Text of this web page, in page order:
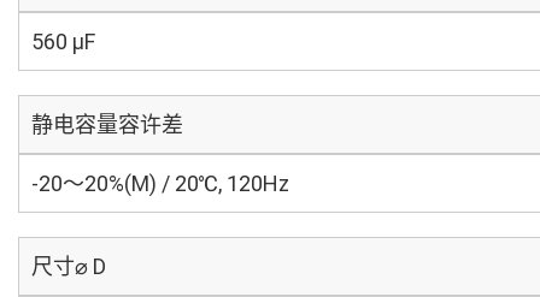
560 µF
静电容量容许差
-20～20%(M) / 20℃, 120Hz
尺寸⌀ D